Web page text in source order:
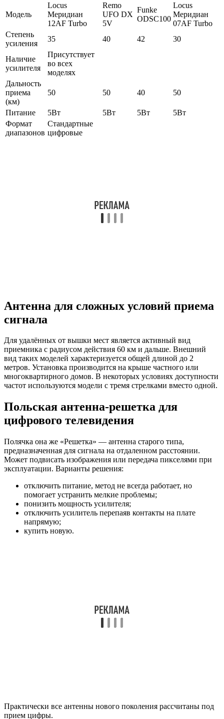
Модель
Locus
Меридиан
12AF Turbo
Remo
UFO DX
5V
Funke
ODSC100
Locus
Меридиан
07AF Turbo
Степень
усиления
35 40 42 30
Наличие
усилителя
Присутствует
во всех
моделях
Дальность
приема
(км)
50 50 40 50
Питание 5Вт 5Вт 5Вт
5Вт
Формат
диапазонов
Стандартные
цифровые
приемника с радиусом действия 60 км и дальше. Внешний
вид таких моделей характеризуется общей длиной до 2
многоквартирного домов. В некоторых условиях доступности
предназначенная для сигнала на отдаленном расстоянии.
Может подвисать изображения или передача пикселями при
эксплуатации. Варианты решения:
помогает устранить мелкие проблемы;
понизить мощность усилителя;
отключить усилитель перепаяв контакты на плате
напрямую;
купить новую.
прием цифры.
Летом 2019 года Россия перешла на цифровое ТВ. Это значит,
показывать (за некоторыми исключениями). По этой причине
многих волнуют вопросы: обязательна ли специальная
антенна и можно ли смотреть «цифру» без приемного
устройства? И да, и нет. Давайте разложим все по полочкам.
В каких случаях антенна обязательна
Эфирное цифровое ТВ на современном телевизоре.
Способ подключения всем хорошо знаком по
аналоговому телевидению. Антенный кабель
который преобразует полученный сигнал в подходящий
для телевизора формат. Затем декодированный сигнал
передается на подключенный к приставке телевизор, и
провайдером за абонентскую плату.
IPTV и Smart TV.